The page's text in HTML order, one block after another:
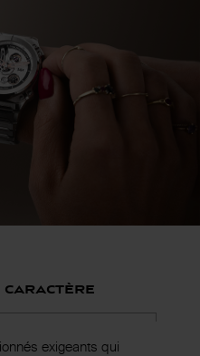
caractère
exigeants qui